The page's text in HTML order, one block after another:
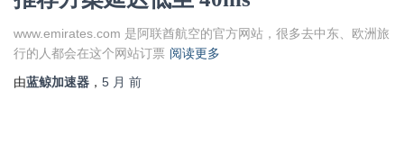
www.emirates.com 是阿联酋航空的官方网站，很多去中东、欧洲旅
行的人都会在这个网站订票 阅读更多
由蓝鲸加速器 ， 5 月 前